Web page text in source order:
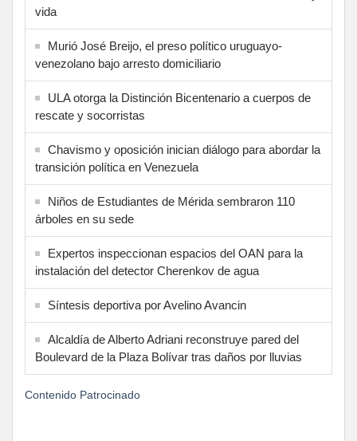
vida
Murió José Breijo, el preso político uruguayo-
venezolano bajo arresto domiciliario
ULA otorga la Distinción Bicentenario a cuerpos de
rescate y socorristas
Chavismo y oposición inician diálogo para abordar la
transición política en Venezuela
Niños de Estudiantes de Mérida sembraron 110
árboles en su sede
Expertos inspeccionan espacios del OAN para la
instalación del detector Cherenkov de agua
Síntesis deportiva por Avelino Avancin
Alcaldía de Alberto Adriani reconstruye pared del
Boulevard de la Plaza Bolívar tras daños por lluvias
Contenido Patrocinado